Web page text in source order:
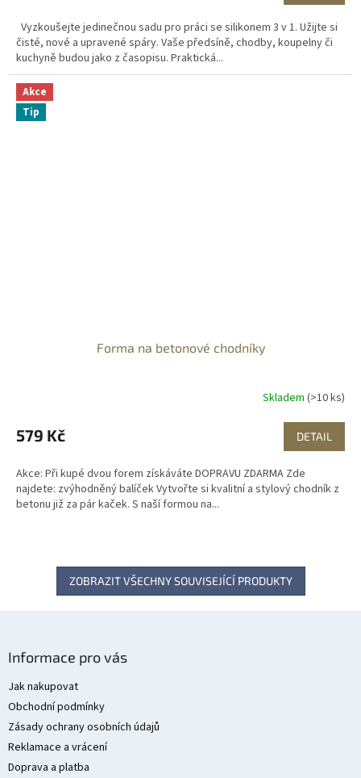
Vyzkoušejte jedinečnou sadu pro práci se silikonem 3 v 1. Užijte si
čisté, nové a upravené spáry. Vaše předsíně, chodby, koupelny či
kuchyně budou jako z časopisu. Praktická...
Akce
Tip
Forma na betonové chodníky
Skladem (>10 ks)
579 Kč DETAIL
Akce: Při kupé dvou forem získáváte DOPRAVU ZDARMA Zde
najdete: zvýhodněný balíček Vytvořte si kvalitní a stylový chodník z
betonu již za pár kaček. S naší formou na...
ZOBRAZIT VŠECHNY SOUVISEJÍCÍ PRODUKTY
Informace pro vás
Jak nakupovat
Obchodní podmínky
Zásady ochrany osobních údajů
Reklamace a vrácení
Doprava a platba